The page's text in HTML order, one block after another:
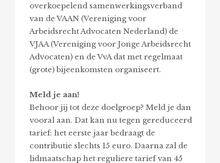
overkoepelend samenwerkingsverband
van de VAAN (Vereniging voor
Arbeidsrecht Advocaten Nederland) de
VJAA (Vereniging voor Jonge Arbeidsrecht
Advocaten) en de VvA dat met regelmaat
(grote) bijeenkomsten organiseert.
Meld je aan!
Behoor jij tot deze doelgroep? Meld je dan
vooral aan. Dat kan nu tegen gereduceerd
tarief: het eerste jaar bedraagt de
contributie slechts 15 euro. Daarna zal de
lidmaatschap het reguliere tarief van 45